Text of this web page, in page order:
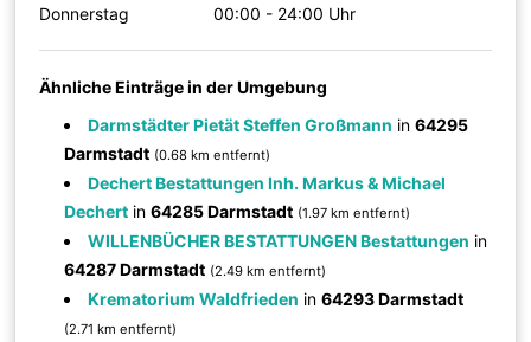
Donnerstag
00:00 - 24:00 Uhr
Ähnliche Einträge in der Umgebung
Darmstädter Pietät Steffen Großmann in64295
Darmstadt (0.68 km entfernt)
Dechert Bestattungen Inh. Markus & Michael
Dechert in64285 Darmstadt (1.97 km entfernt)
WILLENBÜCHER BESTATTUNGEN Bestattungen in
64287 Darmstadt (2.49 km entfernt)
Krematorium Waldfrieden in64293 Darmstadt
(2.71 km entfernt)